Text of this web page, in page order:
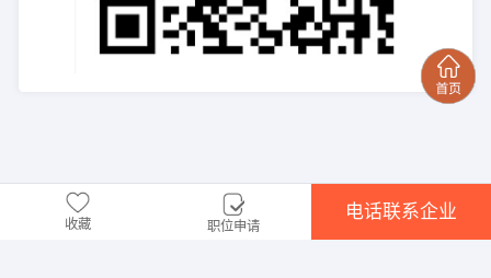
收藏 职位申请
电话联系企业